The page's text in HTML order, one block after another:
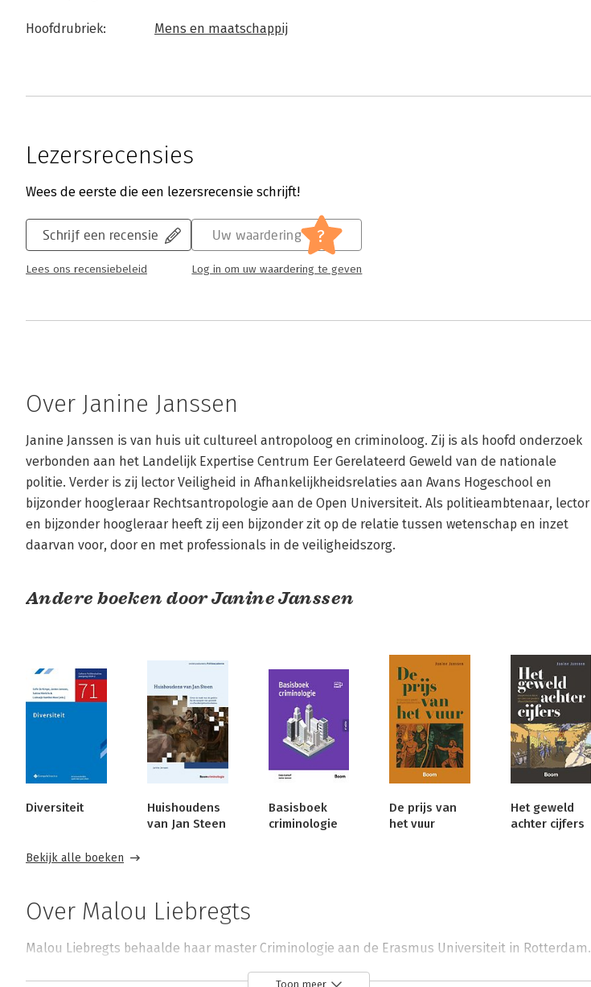
Hoofdrubriek: Mens en maatschappij
Lezersrecensies
Wees de eerste die een lezersrecensie schrijft!
Schrijf een recensie
Lees ons recensiebeleid
Uw waardering ?
Log in om uw waardering te geven
Over Janine Janssen
Janine Janssen is van huis uit cultureel antropoloog en criminoloog. Zij is als hoofd onderzoek
verbonden aan het Landelijk Expertise Centrum Eer Gerelateerd Geweld van de nationale
politie. Verder is zij lector Veiligheid in Afhankelijkheidsrelaties aan Avans Hogeschool en
bijzonder hoogleraar Rechtsantropologie aan de Open Universiteit. Als politieambtenaar, lector
en bijzonder hoogleraar heeft zij een bijzonder zit op de relatie tussen wetenschap en inzet
daarvan voor, door en met professionals in de veiligheidszorg.
Andere boeken door Janine Janssen
Diversiteit
Huishoudens
van Jan Steen
Basisboek
criminologie
De prijs van
het vuur
Het geweld
achter cijfers
Bekijk alle boeken
Over Malou Liebregts
Malou Liebregts behaalde haar master Criminologie aan de Erasmus Universiteit in Rotterdam.
Binnen het profiel Grootstedelijk Beleid onderzocht ze de bewegingen van illegale jongeren
Toon meer